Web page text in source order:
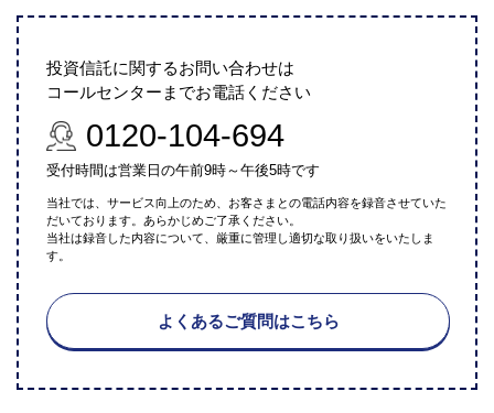
投資信託に関するお問い合わせは
コールセンターまでお電話ください
0120-104-694
受付時間は営業日の午前9時～午後5時です
当社では、サービス向上のため、お客さまとの電話内容を録音させていた
だいております。あらかじめご了承ください。
当社は録音した内容について、厳重に管理し適切な取り扱いをいたしま
す。
よくあるご質問はこちら